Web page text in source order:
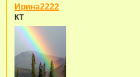
Ирина2222
КТ